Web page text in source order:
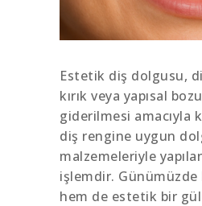
Estetik diş dolgusu,
kırık veya yapısal
giderilmesi amacıyla
diş rengine uygun
malzemeleriyle
işlemdir. Günümüzde
hem de estetik bir